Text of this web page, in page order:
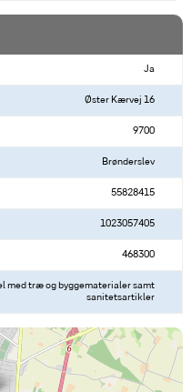
Ja
Øster Kærvej 16
9700
Brønderslev
55828415
1023057405
468300
med træ og byggematerialer samt
sanitetsartikler